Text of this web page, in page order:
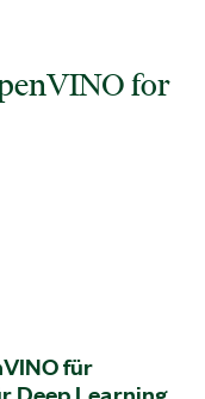
for
für
Deep Learning